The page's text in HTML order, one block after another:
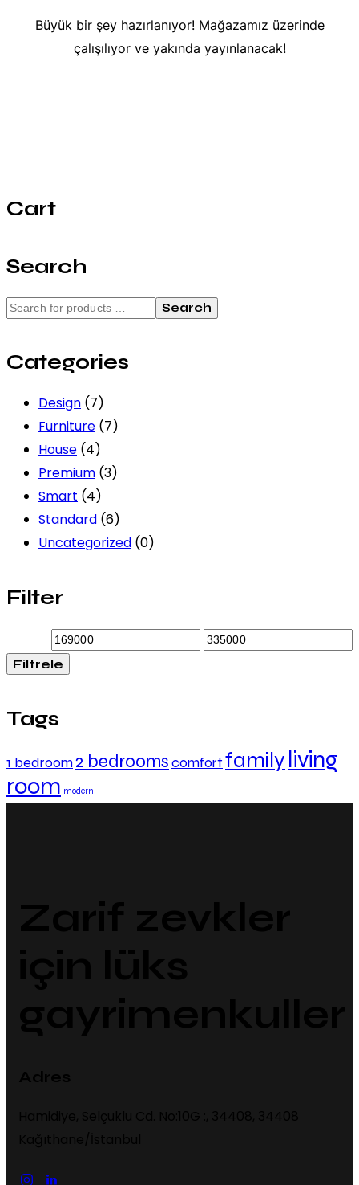
Büyük bir şey hazırlanıyor! Mağazamız üzerinde
çalışılıyor ve yakında yayınlanacak!
Cart
Search
Search
Categories
Design (7)
Furniture (7)
House (4)
Premium (3)
Smart (4)
Standard (6)
Uncategorized (0)
Filter
Filtrele
Tags
1 bedroom2 bedroomscomfortfamilyliving
room modern